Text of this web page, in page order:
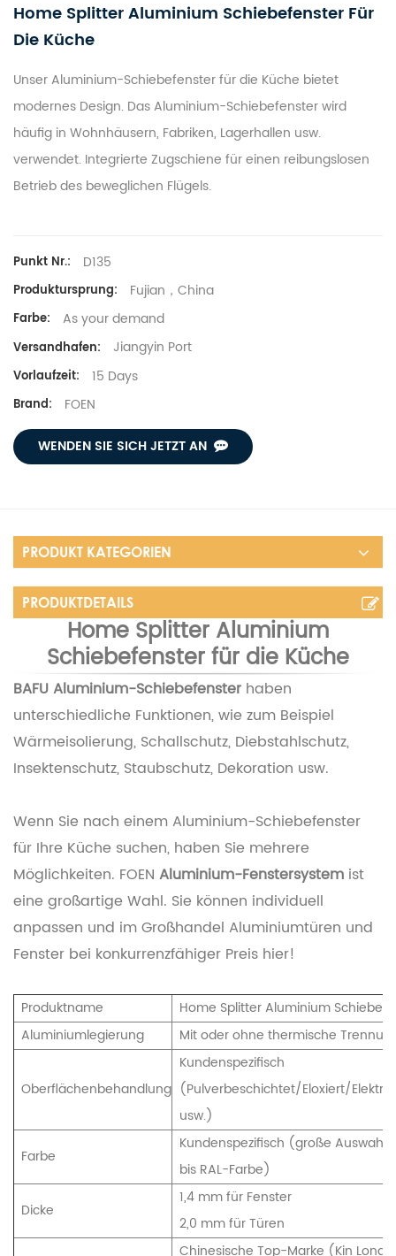
Home Splitter Aluminium Schiebefenster Für
Die Küche
Unser Aluminium-Schiebefenster für die Küche bietet
modernes Design. Das Aluminium-Schiebefenster wird
häufig in Wohnhäusern, Fabriken, Lagerhallen usw.
verwendet. Integrierte Zugschiene für einen reibungslosen
Betrieb des beweglichen Flügels.
Punkt Nr.: D135
Produktursprung: Fujian，China
Farbe: As your demand
Versandhafen: Jiangyin Port
Vorlaufzeit: 15 Days
Brand: FOEN
WENDEN SIE SICH JETZT AN
PRODUKT KATEGORIEN
PRODUKTDETAILS
Home Splitter Aluminium
Schiebefenster für die Küche
BAFUAluminium-Schiebefenster haben
unterschiedliche Funktionen, wie zum Beispiel
Wärmeisolierung, Schallschutz, Diebstahlschutz,
Insektenschutz, Staubschutz, Dekoration usw.
Wenn Sie nach einem Aluminium-Schiebefenster
für Ihre Küche suchen, haben Sie mehrere
Möglichkeiten. FOEN Aluminium-Fenstersystem ist
eine großartige Wahl. Sie können individuell
anpassen und im Großhandel Aluminiumtüren und
Fenster bei konkurrenzfähiger Preis hier!
Produktname
Home Splitter Aluminium
Aluminiumlegierung
Mit oder ohne thermische
Oberflächenbehandlung
Kundenspezifisch
(Pulverbeschichtet/Eloxiert/
usw.)
Farbe
Kundenspezifisch (große Auswahl
bis RAL-Farbe)
Dicke
1,4 mm für Fenster
2,0 mm für Türen
Chinesische Top-Marke (Kin